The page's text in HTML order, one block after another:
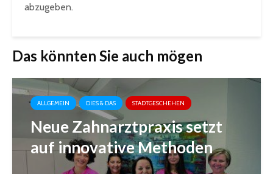
abzugeben.
Das könnten Sie auch mögen
ALLGEMEIN DIES & DAS STADTGESCHEHEN
Neue Zahnarztpraxis setzt
auf innovative Methoden